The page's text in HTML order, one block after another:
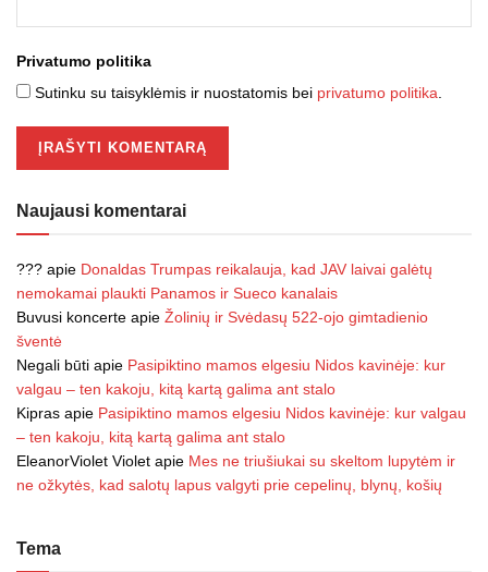
Privatumo politika
Sutinku su taisyklėmis ir nuostatomis bei privatumo politika
Naujausi komentarai
??? apie Donaldas Trumpas reikalauja, kad JAV laivai galėtų
nemokamai plaukti Panamos ir Sueco kanalais
Buvusi koncerte apie Žolinių ir Svėdasų 522-ojo gimtadienio
šventė
Negali būti apie Pasipiktino mamos elgesiu Nidos kavinėje: kur
valgau – ten kakoju, kitą kartą galima ant stalo
Kipras apie Pasipiktino mamos elgesiu Nidos kavinėje: kur valgau
– ten kakoju, kitą kartą galima ant stalo
EleanorViolet Violet apie Mes ne triušiukai su skeltom lupytėm ir
ne ožkytės, kad salotų lapus valgyti prie cepelinų, blynų, košių
Tema